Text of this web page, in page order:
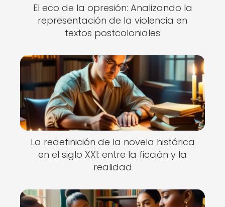
El eco de la opresión: Analizando la
representación de la violencia en
textos postcoloniales
La redefinición de la novela histórica
en el siglo XXI: entre la ficción y la
realidad